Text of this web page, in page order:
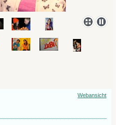
Webansicht